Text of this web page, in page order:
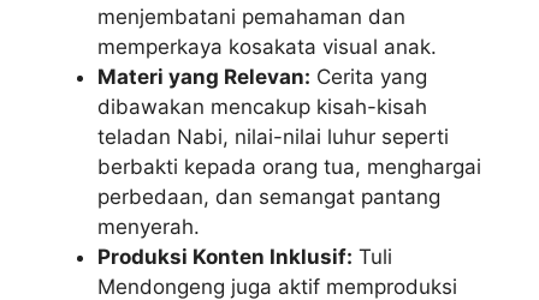
menjembatani pemahaman dan
memperkaya kosakata visual anak.
Materi yang Relevan: Cerita yang
dibawakan mencakup kisah-kisah
teladan Nabi, nilai-nilai luhur seperti
berbakti kepada orang tua, menghargai
perbedaan, dan semangat pantang
menyerah.
Produksi Konten Inklusif: Tuli
Mendongeng juga aktif memproduksi